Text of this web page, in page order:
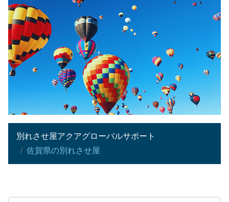
別れさせ屋アクアグローバルサポート
佐賀県の別れさせ屋